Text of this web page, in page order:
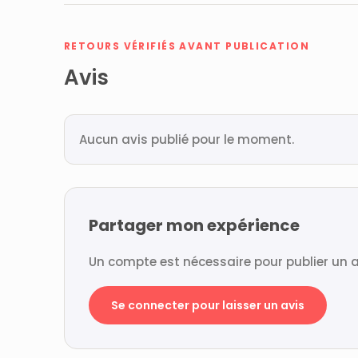
RETOURS VÉRIFIÉS AVANT PUBLICATION
Avis
Aucun avis publié pour le moment.
Partager mon expérience
Un compte est nécessaire pour publier un
Se connecter pour laisser un avis